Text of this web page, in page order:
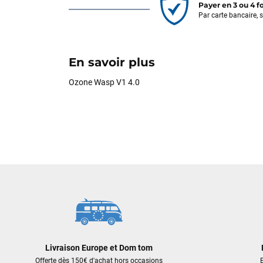
Payer en 3 ou 4
Par carte bancaire,
En savoir plus
Ozone Wasp V1 4.0
Livraison Europe et Dom tom
Offerte dès 150€ d'achat hors occasions